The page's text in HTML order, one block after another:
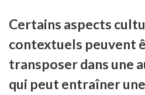
Certains aspects
contextuels peuvent
transposer dans une
qui peut entraîner